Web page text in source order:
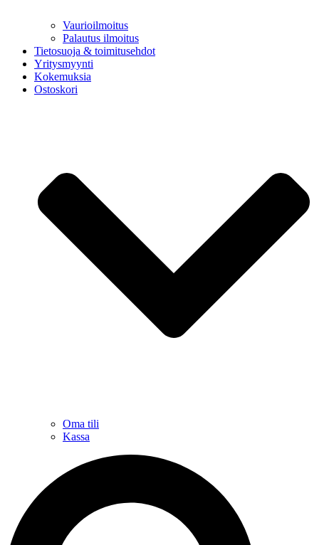
Vaurioilmoitus
Palautus ilmoitus
Tietosuoja & toimitusehdot
Yritysmyynti
Kokemuksia
Ostoskori
Oma tili
Kassa